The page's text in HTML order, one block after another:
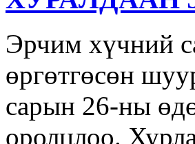
Эрчим хүчний
өргөтгөсөн
сарын 26-ны
оролцлоо.